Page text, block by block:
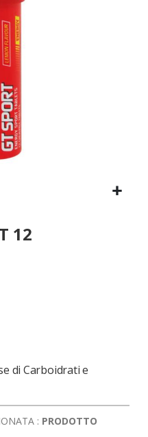
12
di Carboidrati e
: PRODOTTO